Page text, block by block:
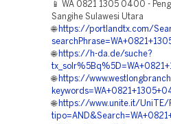
📱 WA 0821 1305 0400 -
Sangihe Sulawesi Utara
🌐 https://portlandtx.com/
🌐 https://h-da.de/suche?
🌐 https://
🌐 https://www.unite.it/UniTE/